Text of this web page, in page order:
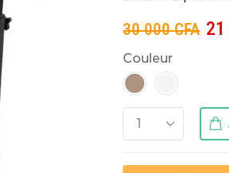
30 000CFA
Couleur